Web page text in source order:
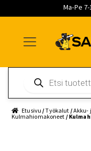
Ma-Pe
navigointiin
sisältöön
pääsisältöön
search
Etusivu /Työkalut /Akku-
Kulmahiomakoneet /